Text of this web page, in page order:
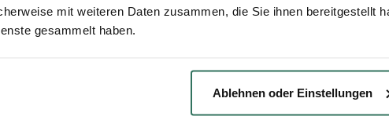
mit weiteren Daten zusammen, die Sie ihnen bereitgestellt
gesammelt haben.
Ablehnen oder Einstellungen